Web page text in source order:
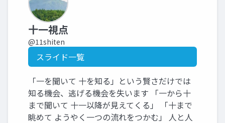
十一視点
@11shiten
スライド一覧
「一を聞いて 十を知る」という賢さだけでは
知る機会、逃げる機会を失います 「一から十
まで聞いて 十一以降が見えてくる」 「十まで
眺めて ようやく一つの流れをつかむ」 人と人